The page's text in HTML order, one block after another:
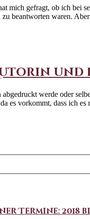
mich gefragt, ob ich bei
beantworten waren.
und
werde oder
es vorkommt, dass ich
Termine: 2018